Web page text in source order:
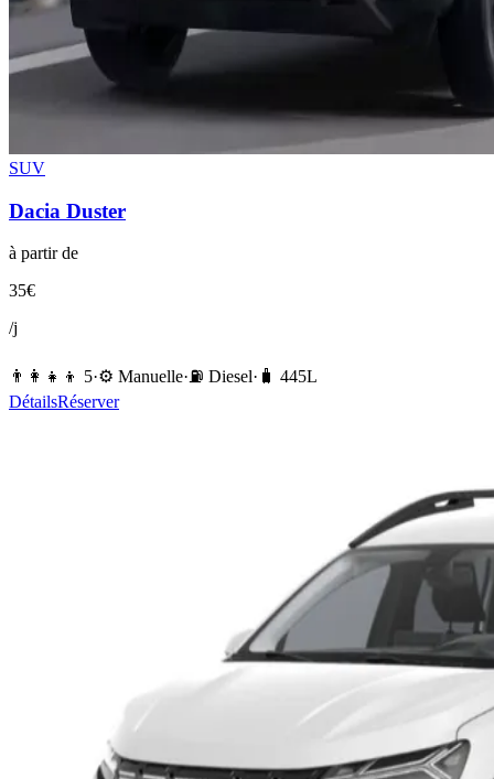
SUV
Dacia Duster
à partir de
35€
/j
👨‍👩‍👧‍👦 5·⚙️ Manuelle·⛽️ Diesel· 🧳 445L
DétailsRéserver